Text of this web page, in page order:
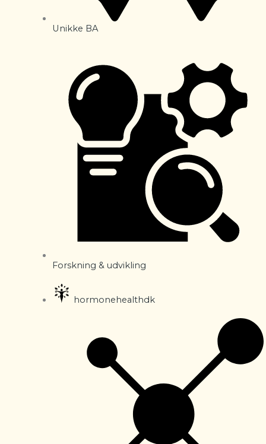
Unikke BA
Forskning & udvikling
hormonehealthdk